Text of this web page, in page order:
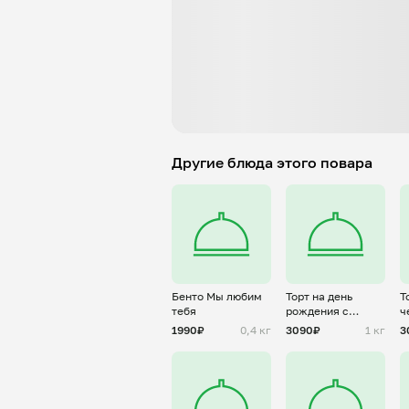
Другие блюда этого повара
Бенто Мы любим
тебя
1990₽
0,4 кг
Торт на день
рождения с
золотой надписью
3090₽ 1 кг